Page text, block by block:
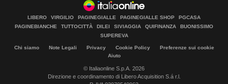
LIBERO VIRGILIO PAGINEGIALLE PAGINEGIALLE SHOP
PGCASA
PAGINEBIANCHE
TUTTOCITTÀ DILEI SIVIAGGIA QUIFINANZA
BUONISSIMO
SUPEREVA
Chi siamo Note Legali Privacy Cookie Policy
Preferenze sui cookie
Aiuto
© Italiaonline S.p.A. 2026
Direzione e coordinamento di Libero Acquisition S.á r.l.